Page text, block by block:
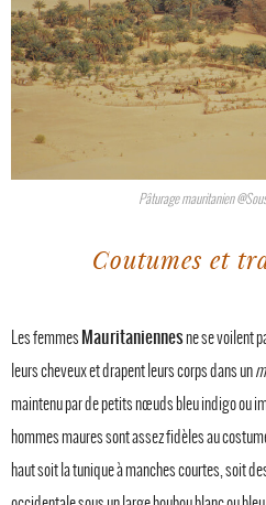
Pâturage mauritanien
Coutumes et
Les femmes Mauritaniennesne se voilent
leurs cheveux et drapent leurs corps dans un
maintenu par de petits nœuds bleu indigo ou
hommes maures sont assez fidèles au
haut soit la tunique à manches courtes, soit